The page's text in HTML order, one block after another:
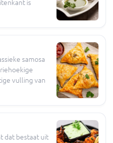
is
mix van
balans te
samosa
vulling van
erwt
dat bestaat uit